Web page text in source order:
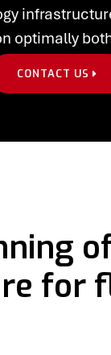
optimally
CONTACT US
for